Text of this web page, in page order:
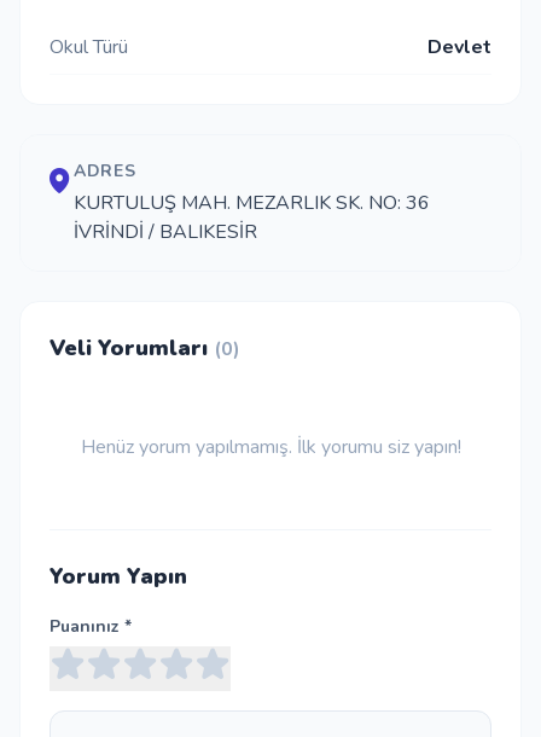
Okul Ekle
Okul Türü Devlet
ADRES
KURTULUŞ MAH. MEZARLIK SK. NO: 36
İVRİNDİ / BALIKESİR
Veli Yorumları (0)
Henüz yorum yapılmamış. İlk yorumu siz yapın!
Yorum Yapın
Puanınız *